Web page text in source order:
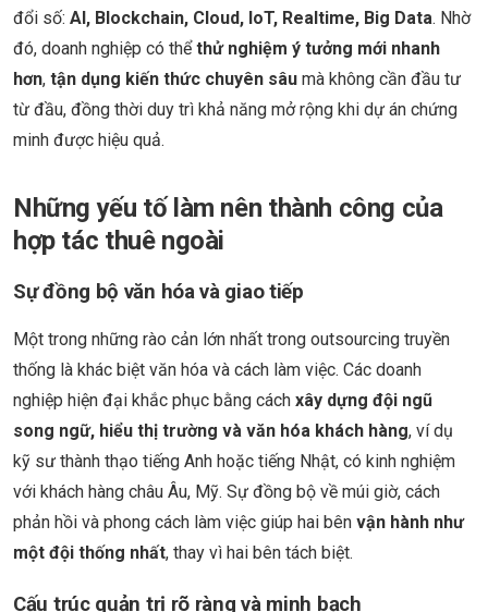
đổi số: AI, Blockchain, Cloud, IoT, Realtime, Big Data. Nhờ
đó, doanh nghiệp có thểthử nghiệm ý tưởng mới nhanh
hơn, tận dụng kiến thức chuyên sâu mà không cần đầu tư
từ đầu, đồng thời duy trì khả năng mở rộng khi dự án chứng
minh được hiệu quả.
Những yếu tố làm nên thành công của
hợp tác thuê ngoài
Sự đồng bộ văn hóa và giao tiếp
Một trong những rào cản lớn nhất trong outsourcing truyền
thống là khác biệt văn hóa và cách làm việc. Các doanh
nghiệp hiện đại khắc phục bằng cách xây dựng đội ngũ
song ngữ, hiểu thị trường và văn hóa khách hàng, ví dụ
kỹ sư thành thạo tiếng Anh hoặc tiếng Nhật, có kinh nghiệm
với khách hàng châu Âu, Mỹ. Sự đồng bộ về múi giờ, cách
phản hồi và phong cách làm việc giúp hai bên vận hành như
một đội thống nhất, thay vì hai bên tách biệt.
Cấu trúc quản trị rõ ràng và minh bạch